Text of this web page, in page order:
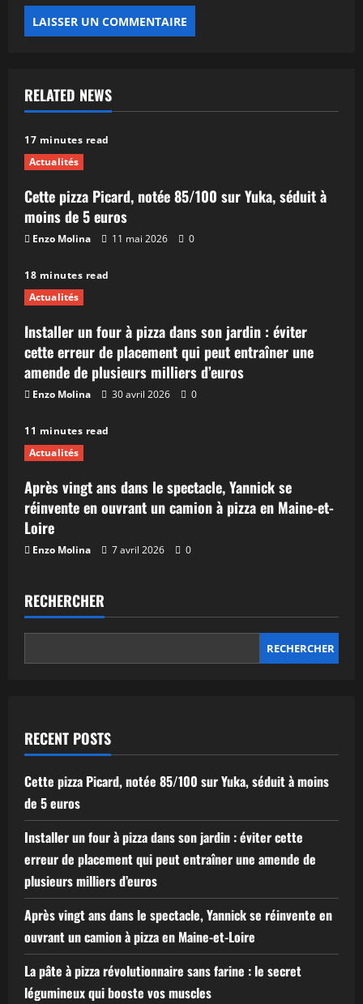
RELATED NEWS
17 minutes read
Actualités
Cette pizza Picard, notée 85/100 sur Yuka, séduit à
moins de 5 euros
Enzo Molina 11 mai 2026 0
18 minutes read
Actualités
Installer un four à pizza dans son jardin : éviter
cette erreur de placement qui peut entraîner une
amende de plusieurs milliers d’euros
Enzo Molina 30 avril 2026 0
11 minutes read
Actualités
Après vingt ans dans le spectacle, Yannick se
réinvente en ouvrant un camion à pizza en Maine-et-
Loire
Enzo Molina 7 avril 2026 0
RECHERCHER
RECHERCHER
RECENT POSTS
Cette pizza Picard, notée 85/100 sur Yuka, séduit à moins
de 5 euros
Installer un four à pizza dans son jardin : éviter cette
erreur de placement qui peut entraîner une amende de
plusieurs milliers d’euros
Après vingt ans dans le spectacle, Yannick se réinvente en
ouvrant un camion à pizza en Maine-et-Loire
La pâte à pizza révolutionnaire sans farine : le secret
légumineux qui booste vos muscles